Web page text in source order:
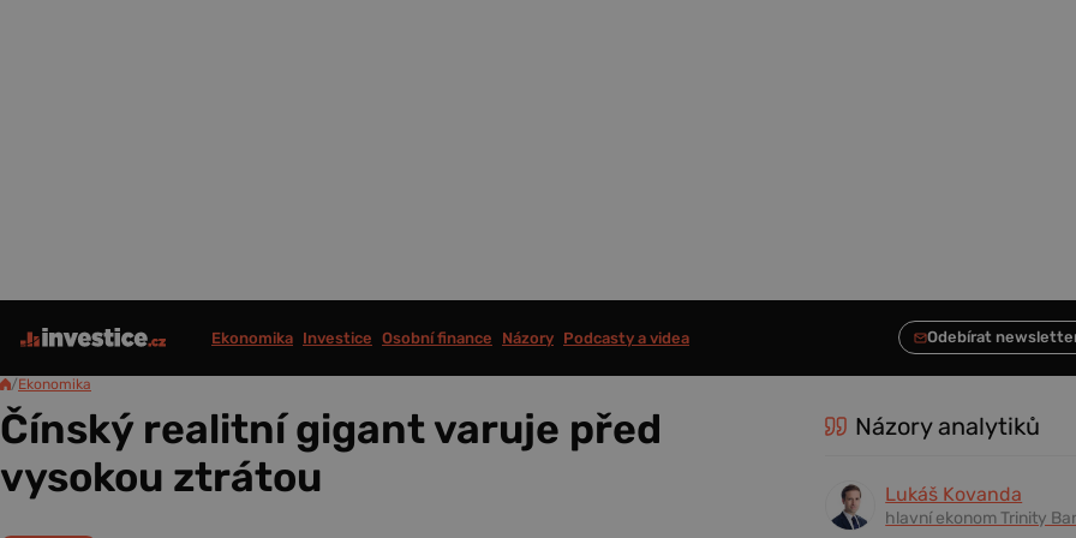
Ekonomika Investice Osobní finance Názory Podcasty a videa
/Ekonomika
Čínský realitní gigant varuje před
vysokou ztrátou
Názory analytiků
Lukáš Kovanda
hlavní ekonom Trinity